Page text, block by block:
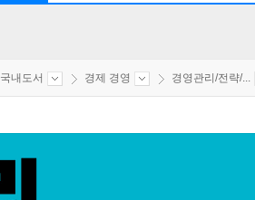
국내도서 경제 경영 경영관리/전략/...